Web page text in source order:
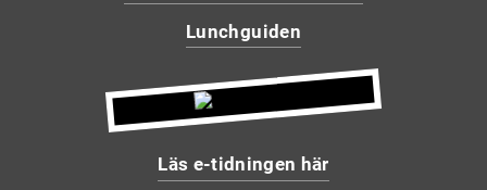
Lunchguiden
Läs e-tidningen här